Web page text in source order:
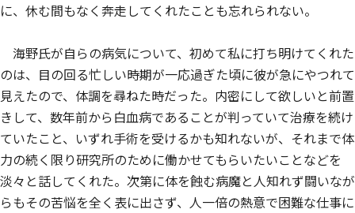
に、休む間もなく奔走してくれたことも忘れられない。
海野氏が自らの病気について、初めて私に打ち明けてくれた
のは、目の回る忙しい時期が一応過ぎた頃に彼が急にやつれて
見えたので、体調を尋ねた時だった。内密にして欲しいと前置
きして、数年前から白血病であることが判っていて治療を続け
ていたこと、いずれ手術を受けるかも知れないが、それまで体
力の続く限り研究所のために働かせてもらいたいことなどを
淡々と話してくれた。次第に体を蝕む病魔と人知れず闘いなが
らもその苦悩を全く表に出さず、人一倍の熱意で困難な仕事に